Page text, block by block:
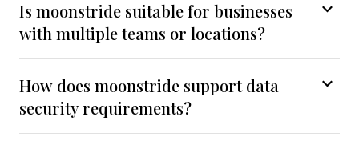
Is moonstride suitable for businesses
with multiple teams or locations?
How does moonstride support data
security requirements?